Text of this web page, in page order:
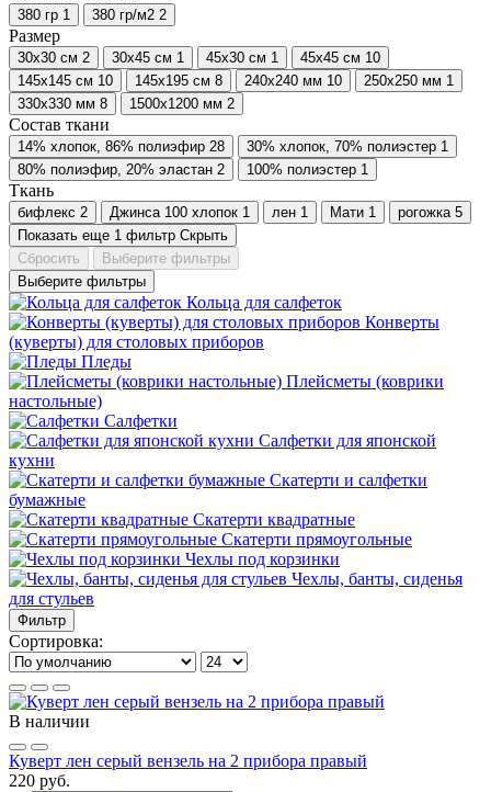
380 гр 1 380 гр/м2 2
Размер
30х30 см 2 30х45 см 1 45х30 см 1 45х45 см 10
145х145 см 10 145х195 см 8 240х240 мм 10 250х250 мм 1
330х330 мм 8 1500х1200 мм 2
Состав ткани
14% хлопок, 86% полиэфир 28 30% хлопок, 70% полиэстер 1
80% полиэфир, 20% эластан 2 100% полиэстер 1
Ткань
бифлекс 2 Джинса 100 хлопок 1 лен 1 Мати 1 рогожка 5
Показать еще 1 фильтр Скрыть
Сбросить
Выберите фильтры
Выберите фильтры
Кольца для салфеток
Конверты
(куверты) для столовых приборов
Пледы
Плейсметы (коврики
настольные)
Салфетки
Салфетки для японской
кухни
Скатерти и салфетки
бумажные
Скатерти квадратные
Скатерти прямоугольные
Чехлы под корзинки
Чехлы, банты, сиденья
для стульев
Фильтр
Сортировка:
В наличии
Куверт лен серый вензель на 2 прибора правый
220 руб.